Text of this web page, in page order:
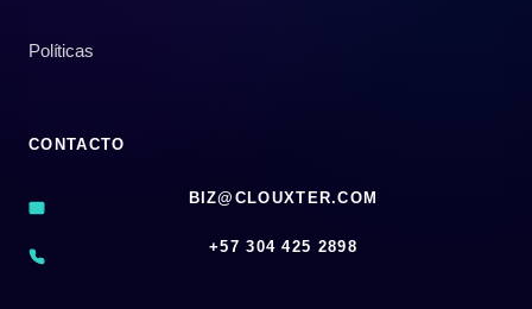
Políticas
CONTACTO
BIZ@CLOUXTER.COM
‪+57 304 425 2898